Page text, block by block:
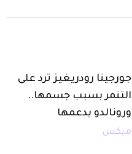
جورجينا رودريغيز ترد على
التنمر بسبب جسمها..
ورونالدو يدعمها
ميكس